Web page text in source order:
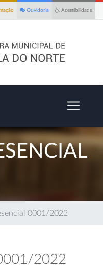
Acessibilidade
Ouvidoria
0001/2022
2022